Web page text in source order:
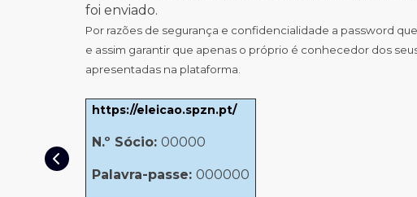
foi enviado.
Por razões de segurança e confidencialidade a password
e assim garantir que apenas o próprio é conhecedor dos
apresentadas na plataforma.
https://eleicao.spzn.pt/
N.º Sócio: 00000
Palavra-passe: 000000